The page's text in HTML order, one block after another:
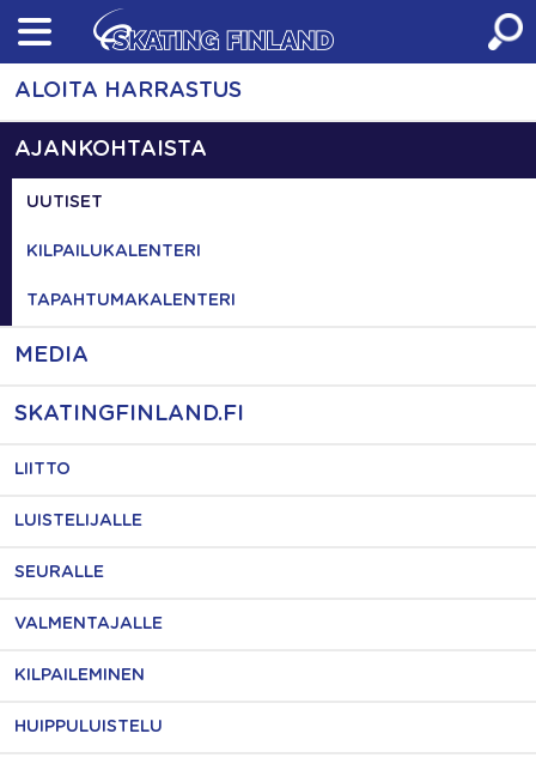
Skip
content
ALOITA HARRASTUS
AJANKOHTAISTA
UUTISET
KILPAILUKALENTERI
TAPAHTUMAKALENTERI
MEDIA
SKATINGFINLAND.FI
LIITTO
LUISTELIJALLE
SEURALLE
VALMENTAJALLE
KILPAILEMINEN
HUIPPULUISTELU